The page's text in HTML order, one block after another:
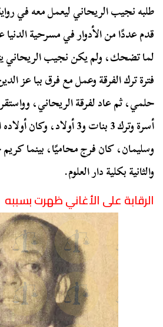
طلبه نجيب الريحاني ليعمل معه في
قدم عددًا من الأدوار في مسرحية
لما تضحك، ولم يكن نجيب الريحاني
فترة ترك الفرقة وعمل مع فرق ببا عز
حلمي، ثم عاد لفرقة الريحاني، و
أسرة وترك 3 بنات و3
وسليمان، كان فرج محاميًا، بينما
والثانية بكلية دار العلوم.
الرقابة على الأغاني ظهرت بسببه